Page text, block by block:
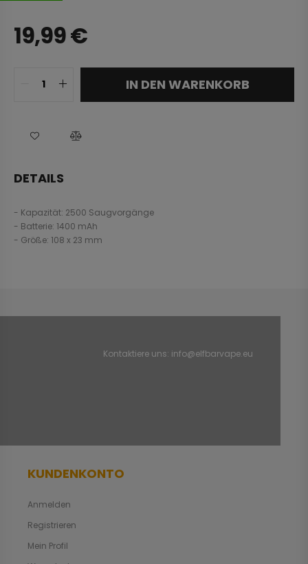
19,99€
IN DEN WARENKORB
DETAILS
- Kapazität: 2500 Saugvorgänge
- Batterie: 1400 mAh
- Größe: 108 x 23 mm
Kontaktiere uns: info@elfbarvape.eu
KUNDENKONTO
Anmelden
Registrieren
Mein Profil